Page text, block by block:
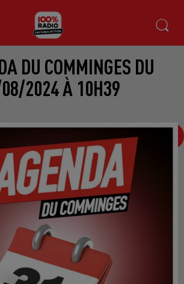
DU COMMINGES DU
2024 À 10H39